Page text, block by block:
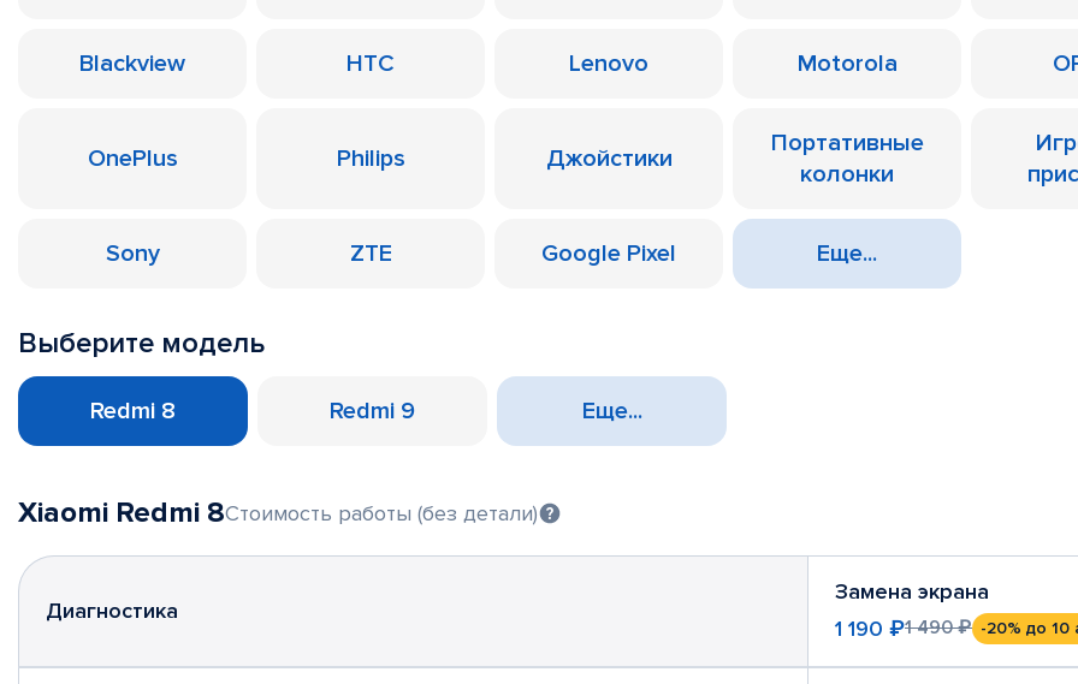
Blackview HTC Lenovo Motorola
OnePlus Philips Джойстики
Портативные
колонки
Sony ZTE Google Pixel Еще...
Выберите модель
Redmi 8 Redmi 9 Еще...
Xiaomi Redmi 8Стоимость работы (без детали)
Диагностика
Замена экрана
1 190 ₽1 490 ₽ -20% до 10